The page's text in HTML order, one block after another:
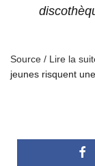
Source / Lire la
jeunes risquent